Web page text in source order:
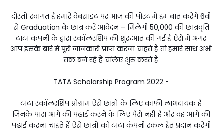
दोस्तों स्वागत है हमारे वेबसाइट पर आज की पोस्ट में हम बात करेंगे 6वीं
से Graduation के छात्र करें आवेदन – मिलेगी 50,000 की छात्रवृति
टाटा कंपनी के द्वारा स्कॉलरशिप की शुरुआत की गई है ऐसे में अगर
आप इसके बारे में पूरी जानकारी प्राप्त करना चाहते हैं तो हमारे साथ अभी
तक बने रहे हैं चलिए शुरू करते हैं
TATA Scholarship Program 2022 -
टाटा स्कॉलरशिप प्रोग्राम ऐसे छात्रों के लिए काफी लाभदायक है
जिनके पास आगे की पढ़ाई करने के लिए पैसे नहीं है और वह आगे की
पढ़ाई करना चाहते हैं ऐसे छात्रों को टाटा कंपनी स्कूल हेतु प्रदान करेगी